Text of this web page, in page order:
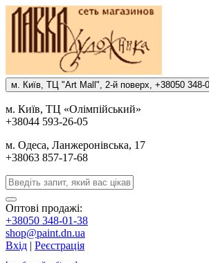
м. Киïв, ТЦ "Art Mall", 2-й поверх, +38050 348-
м. Киïв, ТЦ «Олiмпiйський»
+38044 593-26-05
м. Одеса, Ланжеронiвська, 17
+38063 857-17-68
Оптові продажі:
+38050 348-01-38
shop@paint.dn.ua
Вхід | Реєстрація